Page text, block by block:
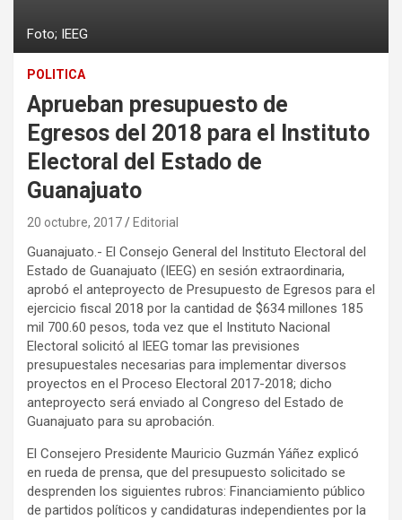
Foto; IEEG
POLITICA
Aprueban presupuesto de
Egresos del 2018 para el Instituto
Electoral del Estado de
Guanajuato
20 octubre, 2017 Editorial
Guanajuato.- El Consejo General del Instituto Electoral del
Estado de Guanajuato (IEEG) en sesión extraordinaria,
aprobó el anteproyecto de Presupuesto de Egresos para el
ejercicio fiscal 2018 por la cantidad de $634 millones 185
mil 700.60 pesos, toda vez que el Instituto Nacional
Electoral solicitó al IEEG tomar las previsiones
presupuestales necesarias para implementar diversos
proyectos en el Proceso Electoral 2017-2018; dicho
anteproyecto será enviado al Congreso del Estado de
Guanajuato para su aprobación.
El Consejero Presidente Mauricio Guzmán Yáñez explicó
en rueda de prensa, que del presupuesto solicitado se
desprenden los siguientes rubros: Financiamiento público
de partidos políticos y candidaturas independientes por la